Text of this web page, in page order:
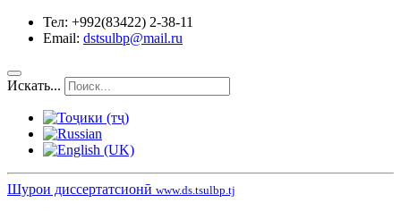
Тел: +992(83422) 2-38-11
Email: dstsulbp@mail.ru
Искать...
Шурои диссертатсионӣ www.ds.tsulbp.tj